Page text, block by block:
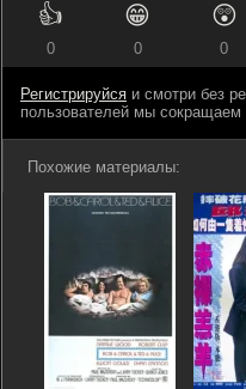
👍
0
😁
0
😲
0
Регистрируйся и смотри без
пользователей мы
Похожие материалы: